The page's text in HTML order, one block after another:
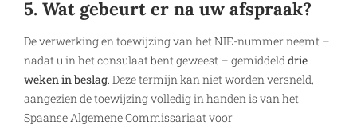
5. Wat gebeurt er na uw afspraak?
De verwerking en toewijzing van het NIE-nummer neemt –
nadat u in het consulaat bent geweest – gemiddelddrie
weken in beslag. Deze termijn kan niet worden versneld,
aangezien de toewijzing volledig in handen is van het
Spaanse Algemene Commissariaat voor